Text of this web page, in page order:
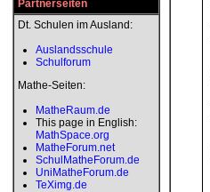
Partnerseiten
Dt. Schulen im Ausland:
Auslandsschule
Schulforum
Mathe-Seiten:
MatheRaum.de
This page in English:
MathSpace.org
MatheForum.net
SchulMatheForum.de
UniMatheForum.de
TeXimg.de